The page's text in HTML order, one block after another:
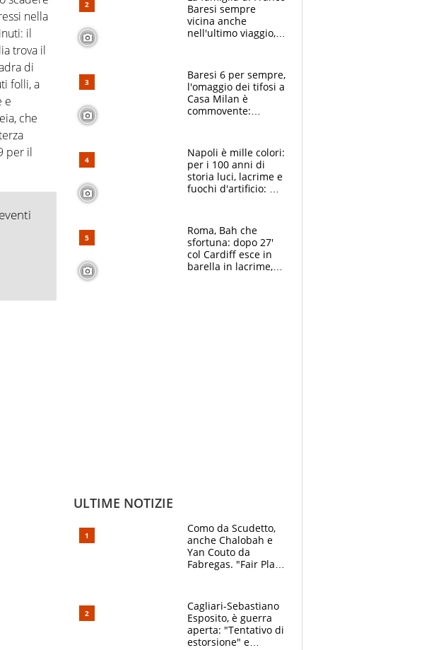
nella
il
trova il
di
folli, a
e
che
per il
Baresi sempre
vicina anche
nell'ultimo viaggio,
circondati
dall'affetto dei tifosi
Baresi 6 per sempre,
l'omaggio dei tifosi a
Casa Milan è
commovente:
bigliettini
Napoli è mille colori:
per i 100 anni di
storia luci, lacrime e
fuochi d'artificio: De
Roma, Bah che
sfortuna: dopo 27'
col Cardiff esce in
barella in lacrime,
ULTIME NOTIZIE
Como da Scudetto,
anche Chalobah e
Yan Couto da
Fabregas. "Fair Play
multa"
Cagliari-Sebastiano
Esposito, è guerra
aperta: "Tentativo di
estorsione" e